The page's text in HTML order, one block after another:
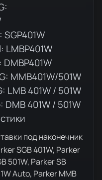
MMB401W/501W
401W / 501W
401W / 501W
под наконечник
SGB 401W, Parker
501W, Parker SB
Auto, Parker MMB